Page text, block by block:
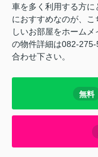
車を多く利用する方
におすすめなのが、
しいお部屋をホーム
の物件詳細は082-
合わせ下さい。
無料